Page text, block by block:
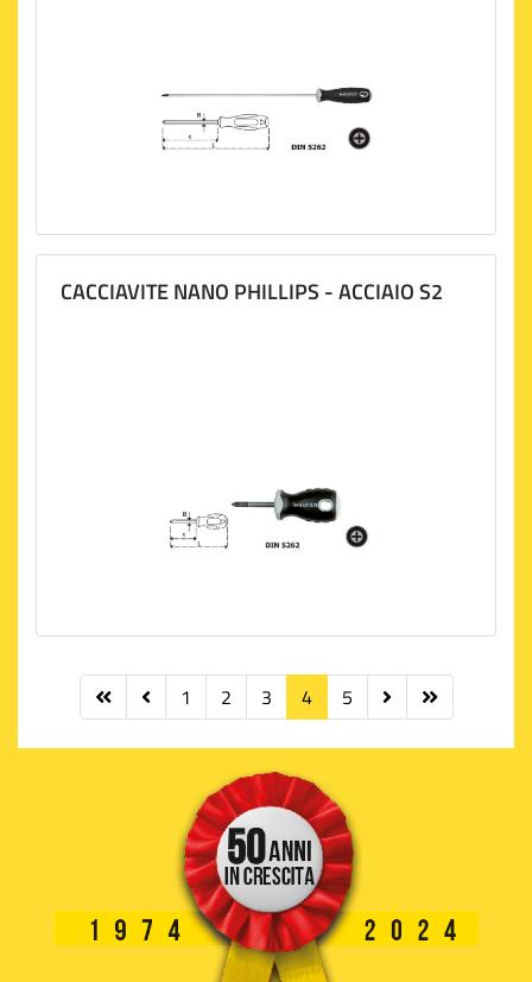
CACCIAVITE NANO PHILLIPS - ACCIAIO S2
1 2 3 4 5